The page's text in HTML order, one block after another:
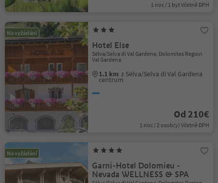
1 noc / 1 byt Včetně DPH
Na vyžádání
Hotel Else
Sëlva/Selva di Val Gardena, Dolomites Region
Val Gardena
1.1 km z Sëlva/Selva di Val Gardena
centrum
Od 210€
1 noc / 2 osob(y) Včetně DPH
Na vyžádání
Garni-Hotel Dolomieu -
Nevada WELLNESS & SPA